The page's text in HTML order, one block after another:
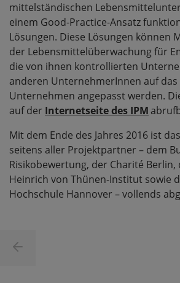
mittelständischen
einem Good-Practice-Ansatz
Lösungen. Diese Lösungen können
der Lebensmittelüberwachung für
die von ihnen kontrollierten
anderen UnternehmerInnen auf das
Unternehmen angepasst werden.
auf der Internetseite des IPM
Mit dem Ende des Jahres 2016 ist
seitens aller Projektpartner – dem
Risikobewertung, der Charité Berlin,
Heinrich von Thünen-Institut sowie
Hochschule Hannover – vollends